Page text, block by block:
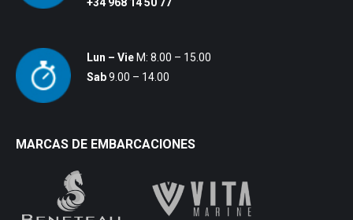
+34 968 14 50 77
Lun – Vie M: 8.00 – 15.00
Sab9.00 – 14.00
MARCAS DE EMBARCACIONES